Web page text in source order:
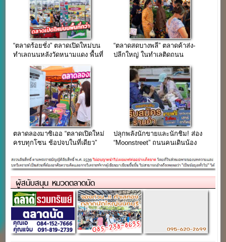
“ตลาดร้อยชั่ง” ตลาดเปิดใหม่บน
ทำเลถนนหลังวัดหนามแดง พื้นที่
“ตลาดสดบางพลี” ตลาดค้าส่ง-
ปลีกใหญ่ ในทำเลติดถนน
ตลาดลองมาซิเออ “ตลาดเปิดใหม่
ครบทุกโซน ช้อปจบในที่เดียว”
ปลุกพลังนักขายและนักชิม! ส่อง
“Moonstreet” ถนนคนเดินน้อง
ปักหมุดแลนด์มาร์คสมุทรปราการ
ผู้สนับสนุน หมวดตลาดนัด